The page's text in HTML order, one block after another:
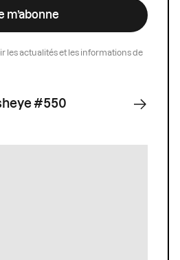
m’abonne
les actualités et les informations de
#550